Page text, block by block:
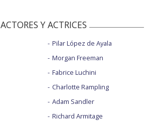
ACTORES Y ACTRICES
Pilar López de Ayala
Morgan Freeman
Fabrice Luchini
Charlotte Rampling
Adam Sandler
Richard Armitage